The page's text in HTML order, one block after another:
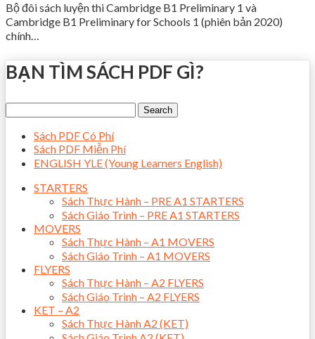
Bộ đôi sách luyện thi Cambridge B1 Preliminary 1 và
Cambridge B1 Preliminary for Schools 1 (phiên bản 2020)
chính…
BẠN TÌM SÁCH PDF GÌ?
Sách PDF Có Phí
Sách PDF Miễn Phí
ENGLISH YLE (Young Learners English)
STARTERS
Sách Thực Hành – PRE A1 STARTERS
Sách Giáo Trình – PRE A1 STARTERS
MOVERS
Sách Thực Hành – A1 MOVERS
Sách Giáo Trình – A1 MOVERS
FLYERS
Sách Thực Hành – A2 FLYERS
Sách Giáo Trình – A2 FLYERS
KET – A2
Sách Thực Hành A2 (KET)